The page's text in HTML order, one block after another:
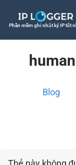
Phần mềm ghi nhật ký IP tốt
Blog